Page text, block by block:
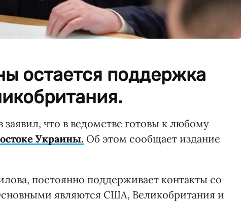
остается поддержка
что в ведомстве готовы к любому
Украины. Об этом сообщает издание
постоянно поддерживает контакты со
являются США, Великобритания и